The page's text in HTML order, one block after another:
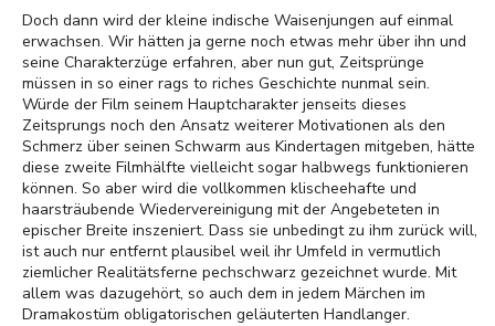
Doch dann wird der kleine indische Waisenjungen auf einmal
erwachsen. Wir hätten ja gerne noch etwas mehr über ihn und
seine Charakterzüge erfahren, aber nun gut, Zeitsprünge
müssen in so einer rags to riches Geschichte nunmal sein.
Würde der Film seinem Hauptcharakter jenseits dieses
Zeitsprungs noch den Ansatz weiterer Motivationen als den
Schmerz über seinen Schwarm aus Kindertagen mitgeben, hätte
diese zweite Filmhälfte vielleicht sogar halbwegs funktionieren
können. So aber wird die vollkommen klischeehafte und
haarsträubende Wiedervereinigung mit der Angebeteten in
epischer Breite inszeniert. Dass sie unbedingt zu ihm zurück will,
ist auch nur entfernt plausibel weil ihr Umfeld in vermutlich
ziemlicher Realitätsferne pechschwarz gezeichnet wurde. Mit
allem was dazugehört, so auch dem in jedem Märchen im
Dramakostüm obligatorischen geläuterten Handlanger.